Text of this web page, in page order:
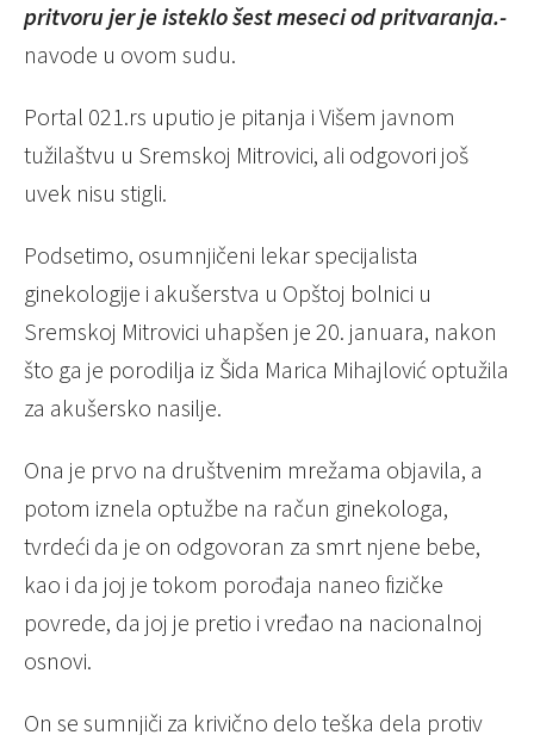
pritvoru jer je isteklo šest meseci od pritvaranja.-
navode u ovom sudu.
Portal 021.rs uputio je pitanja i Višem javnom
tužilaštvu u Sremskoj Mitrovici, ali odgovori još
uvek nisu stigli.
Podsetimo, osumnjičeni lekar specijalista
ginekologije i akušerstva u Opštoj bolnici u
Sremskoj Mitrovici uhapšen je 20. januara, nakon
što ga je porodilja iz Šida Marica Mihajlović optužila
za akušersko nasilje.
Ona je prvo na društvenim mrežama objavila, a
potom iznela optužbe na račun ginekologa,
tvrdeći da je on odgovoran za smrt njene bebe,
kao i da joj je tokom porođaja naneo fizičke
povrede, da joj je pretio i vređao na nacionalnoj
osnovi.
On se sumnjiči za krivično delo teška dela protiv